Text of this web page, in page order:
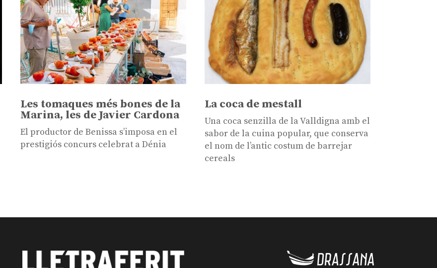
Les tomaques més bones de la
Marina, les de Javier Cardona
El productor de Benissa s’imposa en el
prestigiós concurs celebrat a Dénia
La coca de mestall
Una coca senzilla de la Valldigna amb el
sabor de la cuina popular, que conserva
el nom de l’antic costum de barrejar
cereals